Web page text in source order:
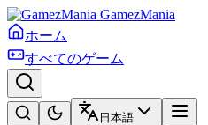
GamezMania
ホーム
すべてのゲーム
日本語